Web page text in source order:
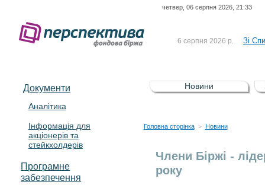
четвер, 06 серпня 2026, 21:33
6 серпня 2026 р. Зі
5 серпня 2026 р.
Зі
UA4000232607)
4 серпня 2026 р.
Документи
Аналітика
Інформація для
акціонерів та
стейкхолдерів
Програмне
забезпечення
Новини
Головна сторінка > Новини
Члени Біржі -
року